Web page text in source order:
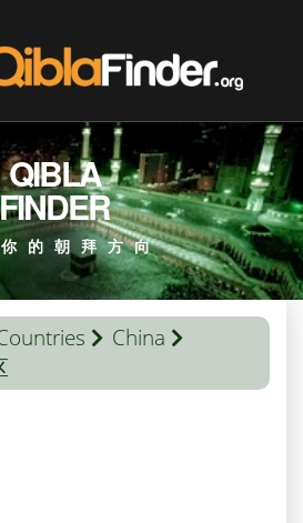
QIBLA
FINDER
的朝拜方向
China